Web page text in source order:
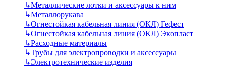
↳Металлические лотки и аксессуары к ним
↳Металлорукава
↳Огнестойкая кабельная линия (ОКЛ) Гефест
↳Огнестойкая кабельная линия (ОКЛ) Экопласт
↳Расходные материалы
↳Трубы для электропроводки и аксессуары
↳Электротехнические изделия